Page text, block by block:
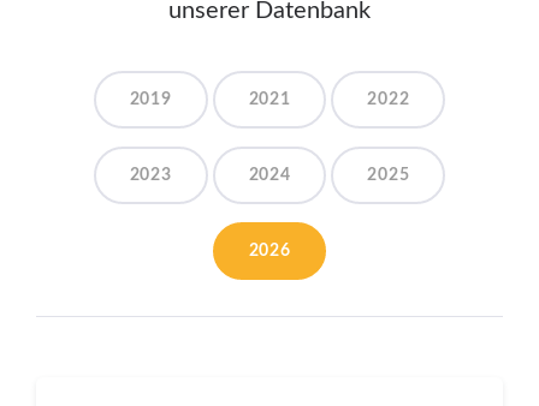
unserer Datenbank
2019 2021 2022
2023 2024 2025
2026